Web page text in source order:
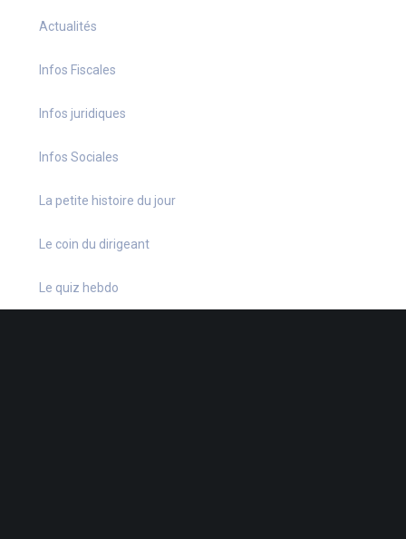
Actualités
Infos Fiscales
Infos juridiques
Infos Sociales
La petite histoire du jour
Le coin du dirigeant
Le quiz hebdo